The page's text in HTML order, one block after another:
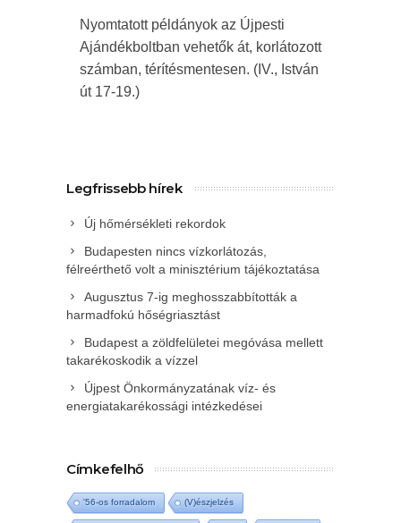
Nyomtatott példányok az Újpesti
Ajándékboltban vehetők át, korlátozott
számban, térítésmentesen. (IV., István
út 17-19.)
Legfrissebb hírek
Új hőmérsékleti rekordok
Budapesten nincs vízkorlátozás,
félreérthető volt a minisztérium tájékoztatása
Augusztus 7-ig meghosszabbították a
harmadfokú hőségriasztást
Budapest a zöldfelületei megóvása mellett
takarékoskodik a vízzel
Újpest Önkormányzatának víz- és
energiatakarékossági intézkedései
Címkefelhő
'56-os forradalom (V)észjelzés